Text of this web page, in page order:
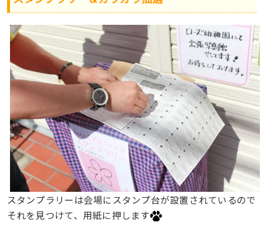
スタンプラリーは会場にスタンプ台が設置されているので
それを見つけて、用紙に押します